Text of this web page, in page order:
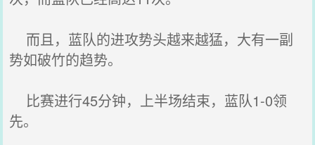
而且，蓝队的进攻势头越来越猛，大有一副
势如破竹的趋势。
比赛进行45分钟，上半场结束，蓝队1-0领
先。